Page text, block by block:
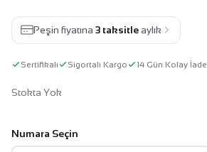
Peşin fiyatına 3 taksitle aylık
Sertifikalı Sigortalı Kargo 14 Gün Kolay İade
Stokta Yok
Numara Seçin